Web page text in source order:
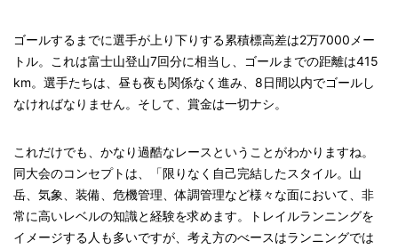
ゴールするまでに選手が上り下りする累積標高差は2万7000メー
トル。これは富士山登山7回分に相当し、ゴールまでの距離は415
km。選手たちは、昼も夜も関係なく進み、8日間以内でゴールし
なければなりません。そして、賞金は一切ナシ。
これだけでも、かなり過酷なレースということがわかりますね。
同大会のコンセプトは、「限りなく自己完結したスタイル。山
岳、気象、装備、危機管理、体調管理など様々な面において、非
常に高いレベルの知識と経験を求めます。トレイルランニングを
イメージする人も多いですが、考え方のべースはランニングでは